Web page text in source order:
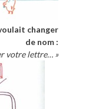
changer
de nom :
votre lettre… »